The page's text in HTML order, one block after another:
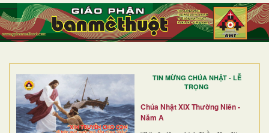
TIN MỪNG CHÚA NHẬT - LỄ
TRỌNG
Chúa Nhật XIX Thường Niên -
Năm A
TRANG NHẤT
GIỚI THIỆU
DÒNG TU
BAN MỤC VỤ
ĐOÀN THỂ CG